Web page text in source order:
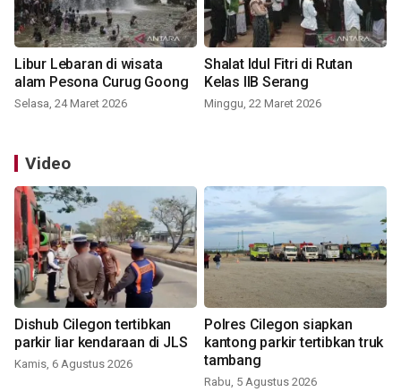
Libur Lebaran di wisata
alam Pesona Curug Goong
Selasa, 24 Maret 2026
Shalat Idul Fitri di Rutan
Kelas IIB Serang
Minggu, 22 Maret 2026
Video
Dishub Cilegon tertibkan
parkir liar kendaraan di JLS
Kamis, 6 Agustus 2026
Polres Cilegon siapkan
kantong parkir tertibkan truk
tambang
Rabu, 5 Agustus 2026